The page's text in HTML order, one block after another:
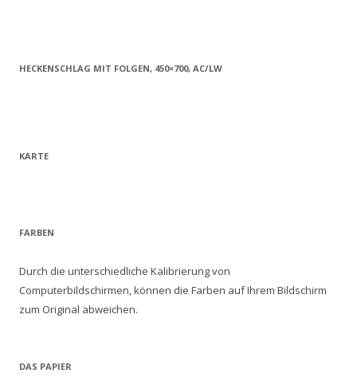
HECKENSCHLAG MIT FOLGEN, 450×700, AC/LW
KARTE
FARBEN
Durch die unterschiedliche Kalibrierung von
Computerbildschirmen, können die Farben auf Ihrem Bildschirm
zum Original abweichen.
DAS PAPIER